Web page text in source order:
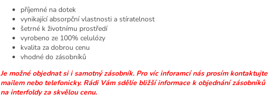
příjemné na dotek
vynikající absorpční vlastnosti a stíratelnost
šetrné k životnímu prostředí
vyrobeno ze 100% celulózy
kvalita za dobrou cenu
vhodné do zásobníků
Jemožné objednat si i samotný zásobník. Pro víc inforamcí nás prosím kontaktujte
mailem nebo telefonicky. Rádi Vám sdělíe bližší informace k objednání zásobníků
na interfoldy za skvělou cenu.